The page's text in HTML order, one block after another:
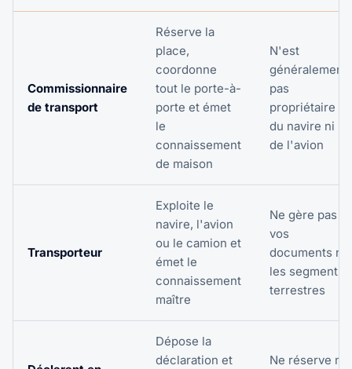
Commissionnaire
de transport
Réserve la
place,
coordonne
tout le porte-à-
porte et émet
le
connaissement
de maison
N'est
généralement
pas
propriétaire
du navire ni
de l'avion
Transporteur
Exploite le
navire, l'avion
ou le camion et
émet le
connaissement
maître
Ne gère pas
vos
documents ni
les segments
terrestres
Dépose la
déclaration et
Ne réserve ni